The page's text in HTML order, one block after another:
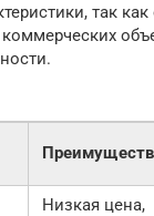
так как
Низкая цена,